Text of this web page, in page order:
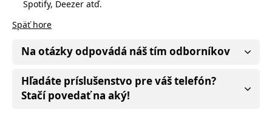
Spotify, Deezer atď.
Späť hore
Na otázky odpovádá náš tím odborníkov
Hľadáte príslušenstvo pre váš telefón?
Stačí povedať na aký!